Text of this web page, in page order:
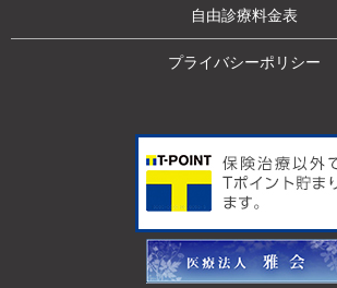
自由診療料金表
プライバシーポリシー